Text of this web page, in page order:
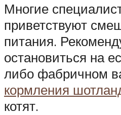
Многие
приветствуют
питания.
остановиться на
либо фабричном
кормления
котят.